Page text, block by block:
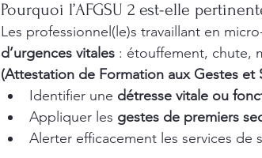
Pourquoi l’AFGSU 2 est-elle
Les professionnel(le)s travaillant en
d’urgences vitales : étouffement, chute,
(Attestation de Formation aux Gestes et
Identifier une détresse vitale ou
Appliquer les gestes de premiers
Alerter efficacement les services de